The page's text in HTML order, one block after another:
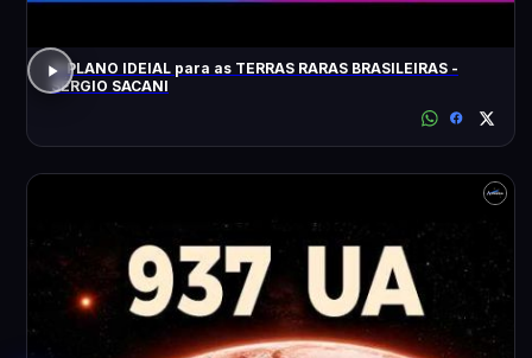
O PLANO IDEIAL para as TERRAS RARAS BRASILEIRAS -
SÉRGIO SACANI